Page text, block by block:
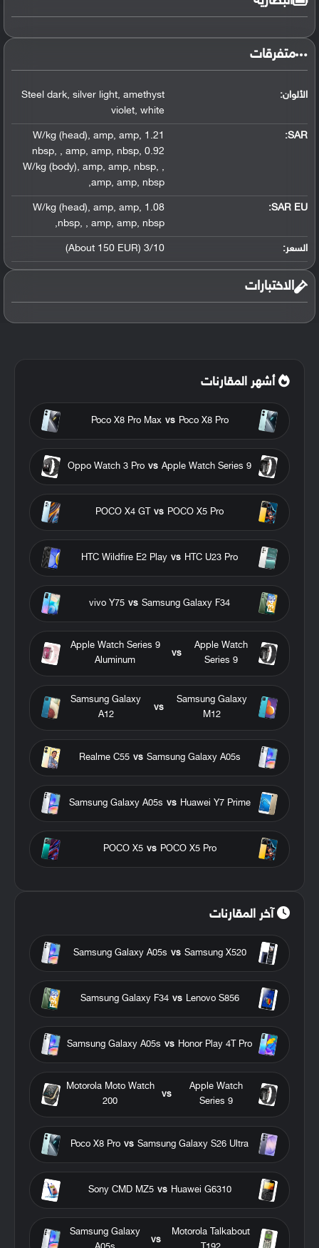
متفرقات
الألوان: Steel dark, silver light, amethyst
violet, white
SAR
:
1.21 W/kg (head)
, amp, amp,
nbsp, , amp, amp, nbsp, 0.92
W/kg (body), amp, amp, nbsp, ,
amp, amp, nbsp
,
SAR EU:
1.08 W/kg (head)
, amp, amp,
nbsp, , amp, amp, nbsp
,
السعر: 3/10 (About 150 EUR)
الاختبارات
أشهر المقارنات
Poco X8 Pro
vs
Poco X8 Pro Max
Apple Watch Series 9
vs
Oppo Watch 3 Pro
POCO X5 Pro
vs
POCO X4 GT
HTC U23 Pro
vs
HTC Wildfire E2 Play
Samsung Galaxy F34
vs
vivo Y75
Apple Watch
Series 9
vs
Apple Watch Series 9
Aluminum
Samsung Galaxy
M12
vs
Samsung Galaxy
A12
Samsung Galaxy A05s
vs
Realme C55
Huawei Y7 Prime
vs
Samsung Galaxy A05s
POCO X5 Pro
vs
POCO X5
آخر المقارنات
Samsung X520
vs
Samsung Galaxy A05s
Lenovo S856
vs
Samsung Galaxy F34
Honor Play 4T Pro
vs
Samsung Galaxy A05s
Apple Watch
Series 9
vs
Motorola Moto Watch
200
Samsung Galaxy S26 Ultra
vs
Poco X8 Pro
Huawei G6310
vs
Sony CMD MZ5
Motorola Talkabout
vs
Samsung Galaxy